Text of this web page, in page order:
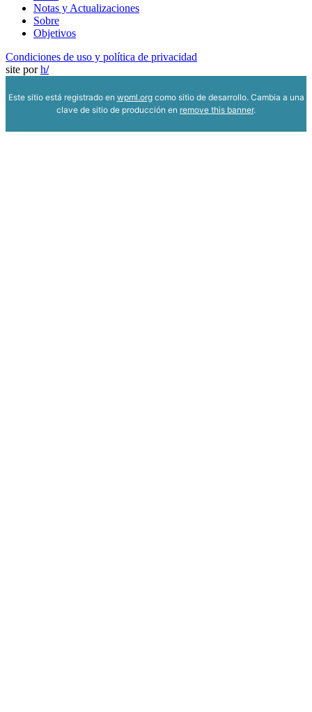
Notas y Actualizaciones
Sobre
Objetivos
Condiciones de uso y política de privacidad
site por h/
Este sitio está registrado en wpml.orgcomo sitio de desarrollo. Cambia a una
clave de sitio de producción en remove this banner.